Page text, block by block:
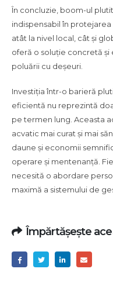
În concluzie, boom-ul
indispensabil în
atât la nivel local, cât și
oferă o soluție concretă
poluării cu deșeuri.
Investiția într-o barieră
eficientă nu reprezintă
pe termen lung. Aceasta
acvatic mai curat și mai
daune și economii
operare și mentenanță.
necesită o abordare
maximă a sistemului de
Împărtășește